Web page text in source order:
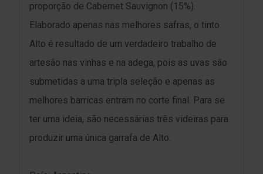
proporção de Cabernet Sauvignon (15%).
Elaborado apenas nas melhores safras, o tinto
Alto é resultado de um verdadeiro trabalho de
artesão nas vinhas e na adega, pois as uvas são
submetidas a uma tripla seleção e apenas as
melhores barricas entram no corte final. Para se
ter uma ideia, são necessárias três videiras para
produzir uma única garrafa de Alto.